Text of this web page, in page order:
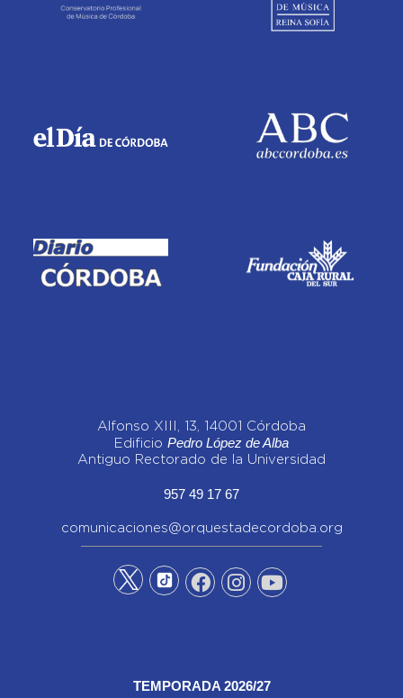
Alfonso XIII, 13, 14001 Córdoba
Edificio Pedro López de Alba
Antiguo Rectorado de la Universidad
957 49 17 67
comunicaciones@orquestadecordoba.org
TEMPORADA 2026/27